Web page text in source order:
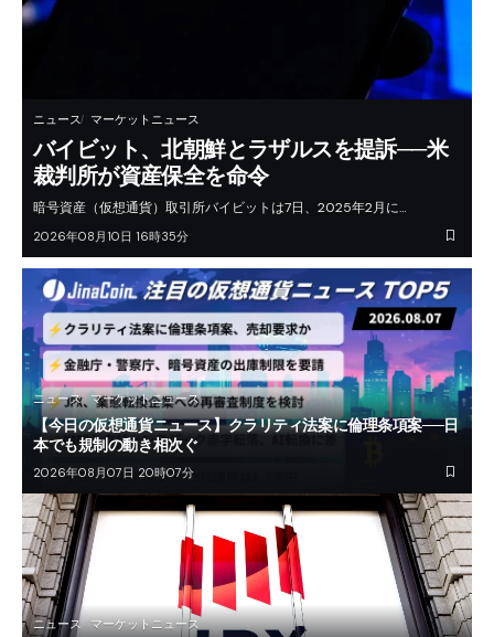
ニュース マーケットニュース
バイビット、北朝鮮とラザルスを提訴──米
裁判所が資産保全を命令
暗号資産（仮想通貨）取引所バイビットは7日、2025年2月に…
2026年08月10日 16時35分
ニュース マーケットニュース
【今日の仮想通貨ニュース】クラリティ法案に倫理条項案──日
本でも規制の動き相次ぐ
2026年08月07日 20時07分
ニュース マーケットニュース